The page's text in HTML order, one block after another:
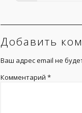
Добавить
Ваш адрес email не
Комментарий *